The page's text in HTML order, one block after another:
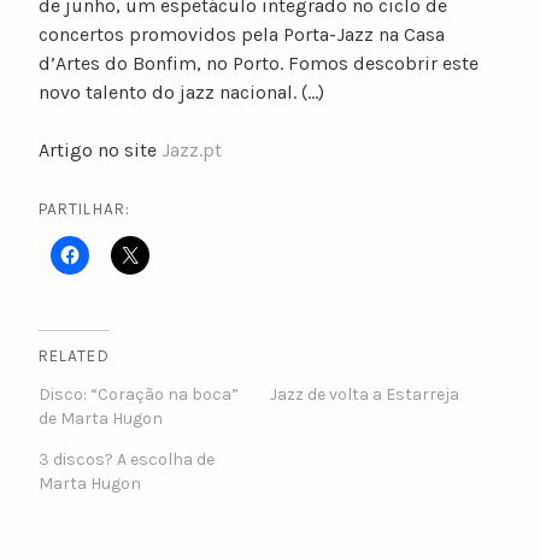
de junho, um espetáculo integrado no ciclo de
concertos promovidos pela Porta-Jazz na Casa
d’Artes do Bonfim, no Porto. Fomos descobrir este
novo talento do jazz nacional. (…)
Artigo no site Jazz.pt
PARTILHAR:
RELATED
Disco: “Coração na boca”
de Marta Hugon
Jazz de volta a Estarreja
3 discos? A escolha de
Marta Hugon